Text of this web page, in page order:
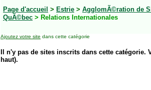
Page d'accueil > Estrie > AgglomÃ©ration de
QuÃ©bec > Relations Internationales
Ajoutez votre site dans cette catégorie
Il n'y pas de sites inscrits dans cette
haut).